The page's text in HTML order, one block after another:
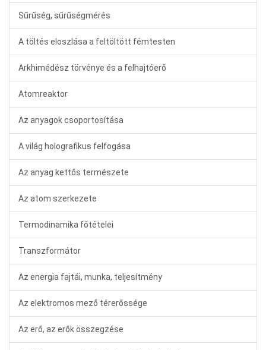
Sűrűség, sűrűségmérés
A töltés eloszlása a feltöltött fémtesten
Arkhimédész törvénye és a felhajtóerő
Atomreaktor
Az anyagok csoportosítása
A világ holografikus felfogása
Az anyag kettős természete
Az atom szerkezete
Termodinamika főtételei
Transzformátor
Az energia fajtái, munka, teljesítmény
Az elektromos mező térerőssége
Az erő, az erők összegzése